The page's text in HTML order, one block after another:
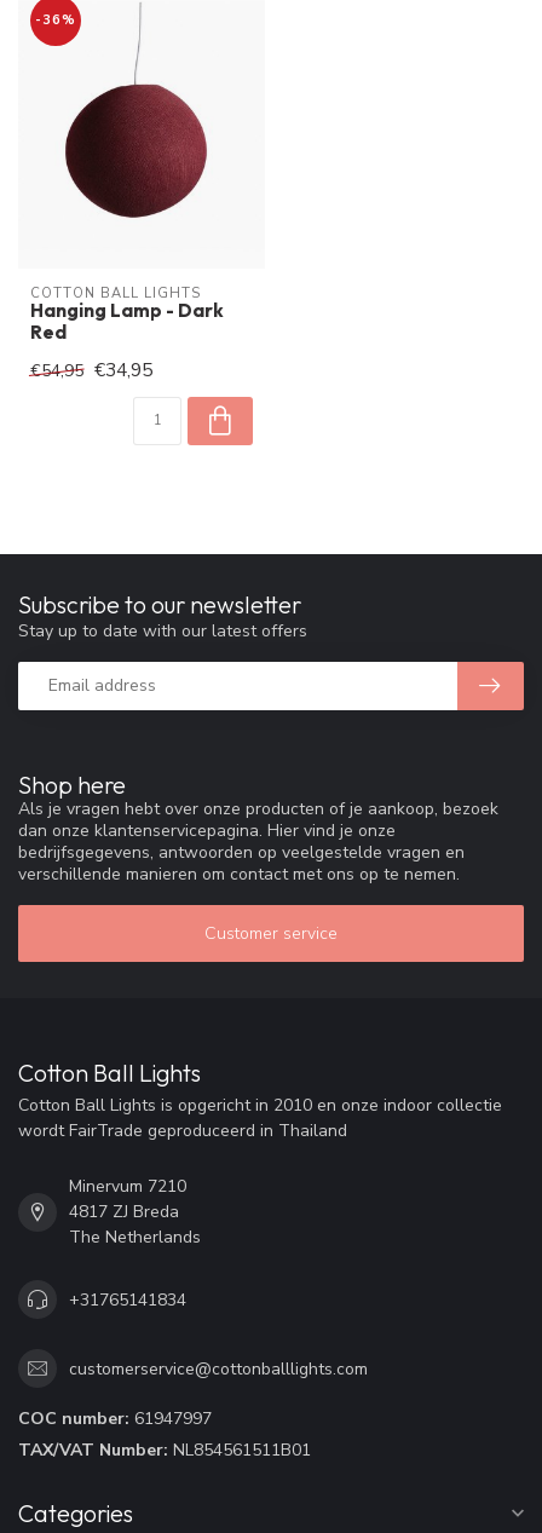
-36%
COTTON BALL LIGHTS
Hanging Lamp - Dark
Red
€54,95 €34,95
Shop here
Als je vragen hebt over onze producten of je aankoop, bezoek
dan onze klantenservicepagina. Hier vind je onze
bedrijfsgegevens, antwoorden op veelgestelde vragen en
verschillende manieren om contact met ons op te nemen.
Customer service
Subscribe to our newsletter
Stay up to date with our latest offers
Cotton Ball Lights
Cotton Ball Lights is opgericht in 2010 en onze indoor collectie
wordt FairTrade geproduceerd in Thailand
Minervum 7210
4817 ZJ Breda
The Netherlands
+31765141834
customerservice@cottonballlights.com
COC number: 61947997
TAX/VAT Number: NL854561511B01
Categories